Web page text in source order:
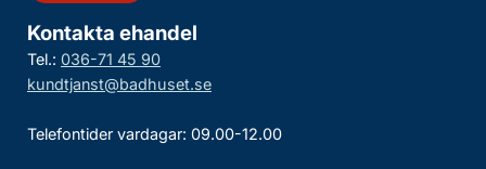
Kontakta ehandel
Tel.: 036-71 45 90
kundtjanst@badhuset.se
Telefontider vardagar: 09.00-12.00